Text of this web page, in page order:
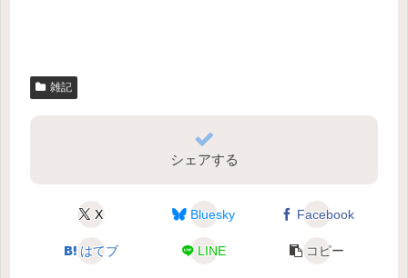
雑記
シェアする
X Bluesky Facebook
はてブ LINE コピー